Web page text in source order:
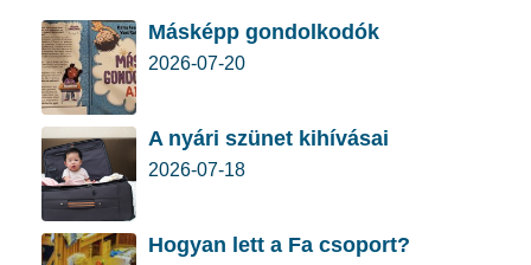
Másképp gondolkodók
2026-07-20
A nyári szünet kihívásai
2026-07-18
Hogyan lett a Fa csoport?